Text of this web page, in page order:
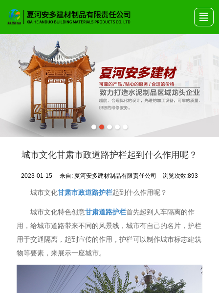
城市文化甘肃市政道路护栏起到什么作用呢？
2023-01-15 来自:夏河安多建材制品有限责任公司 浏览次数:893
城市文化甘肃市政道路护栏起到什么作用呢？
城市文化特色创意甘肃道路护栏首先起到人车隔离的作
用，给城市道路带来不同的风景线，城市有自己的名片，护栏
用于交通隔离，起到宣传的作用，护栏可以制作城市标志建筑
物等要素，来展示一座城市。